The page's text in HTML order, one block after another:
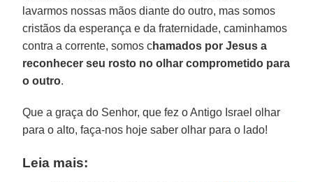
lavarmos nossas mãos diante do outro, mas somos
cristãos da esperança e da fraternidade, caminhamos
contra a corrente, somos chamados por Jesus a
reconhecer seu rosto no olhar comprometido para
o outro.
Que a graça do Senhor, que fez o Antigo Israel olhar
para o alto, faça-nos hoje saber olhar para o lado!
Leia mais: